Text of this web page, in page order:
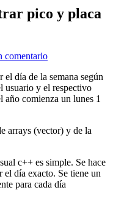
pico y placa
comentario
el día de la semana según
usuario y el respectivo
año comienza un lunes 1
arrays (vector) y de la
c++ es simple. Se hace
el día exacto. Se tiene un
para cada día